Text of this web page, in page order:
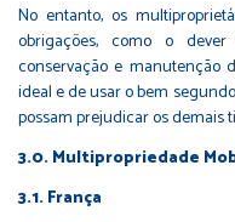
No entanto, os
obrigações, como o
conservação e manutenção
ideal e de usar o bem
possam prejudicar os demais
3.0. Multipropriedade
3.1. França